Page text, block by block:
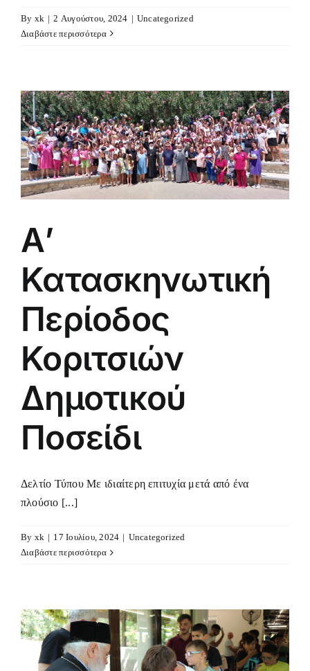
By xk | 2 Αυγούστου, 2024 | Uncategorized
Διαβάστε περισσότερα
Α’
Κατασκηνωτική
Περίοδος
Κοριτσιών
Δημοτικού
Ποσείδι
Δελτίο Τύπου Με ιδιαίτερη επιτυχία μετά από ένα
πλούσιο [...]
By xk | 17 Ιουλίου, 2024 | Uncategorized
Διαβάστε περισσότερα